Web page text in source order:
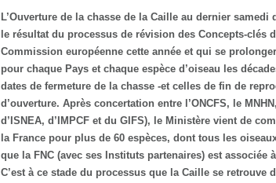
L’Ouverture de la chasse de la Caille au dernier
le résultat du processus de révision des Concepts-clés
Commission européenne cette année et qui se
pour chaque Pays et chaque espèce d’oiseau les
dates de fermeture de la chasse -et celles de fin de
d’ouverture. Après concertation entre l’ONCFS, le
d’ISNEA, d’IMPCF et du GIFS), le Ministère vient de
la France pour plus de 60 espèces, dont tous les
que la FNC (avec ses Instituts partenaires) est associée
C’est à ce stade du processus que la Caille se